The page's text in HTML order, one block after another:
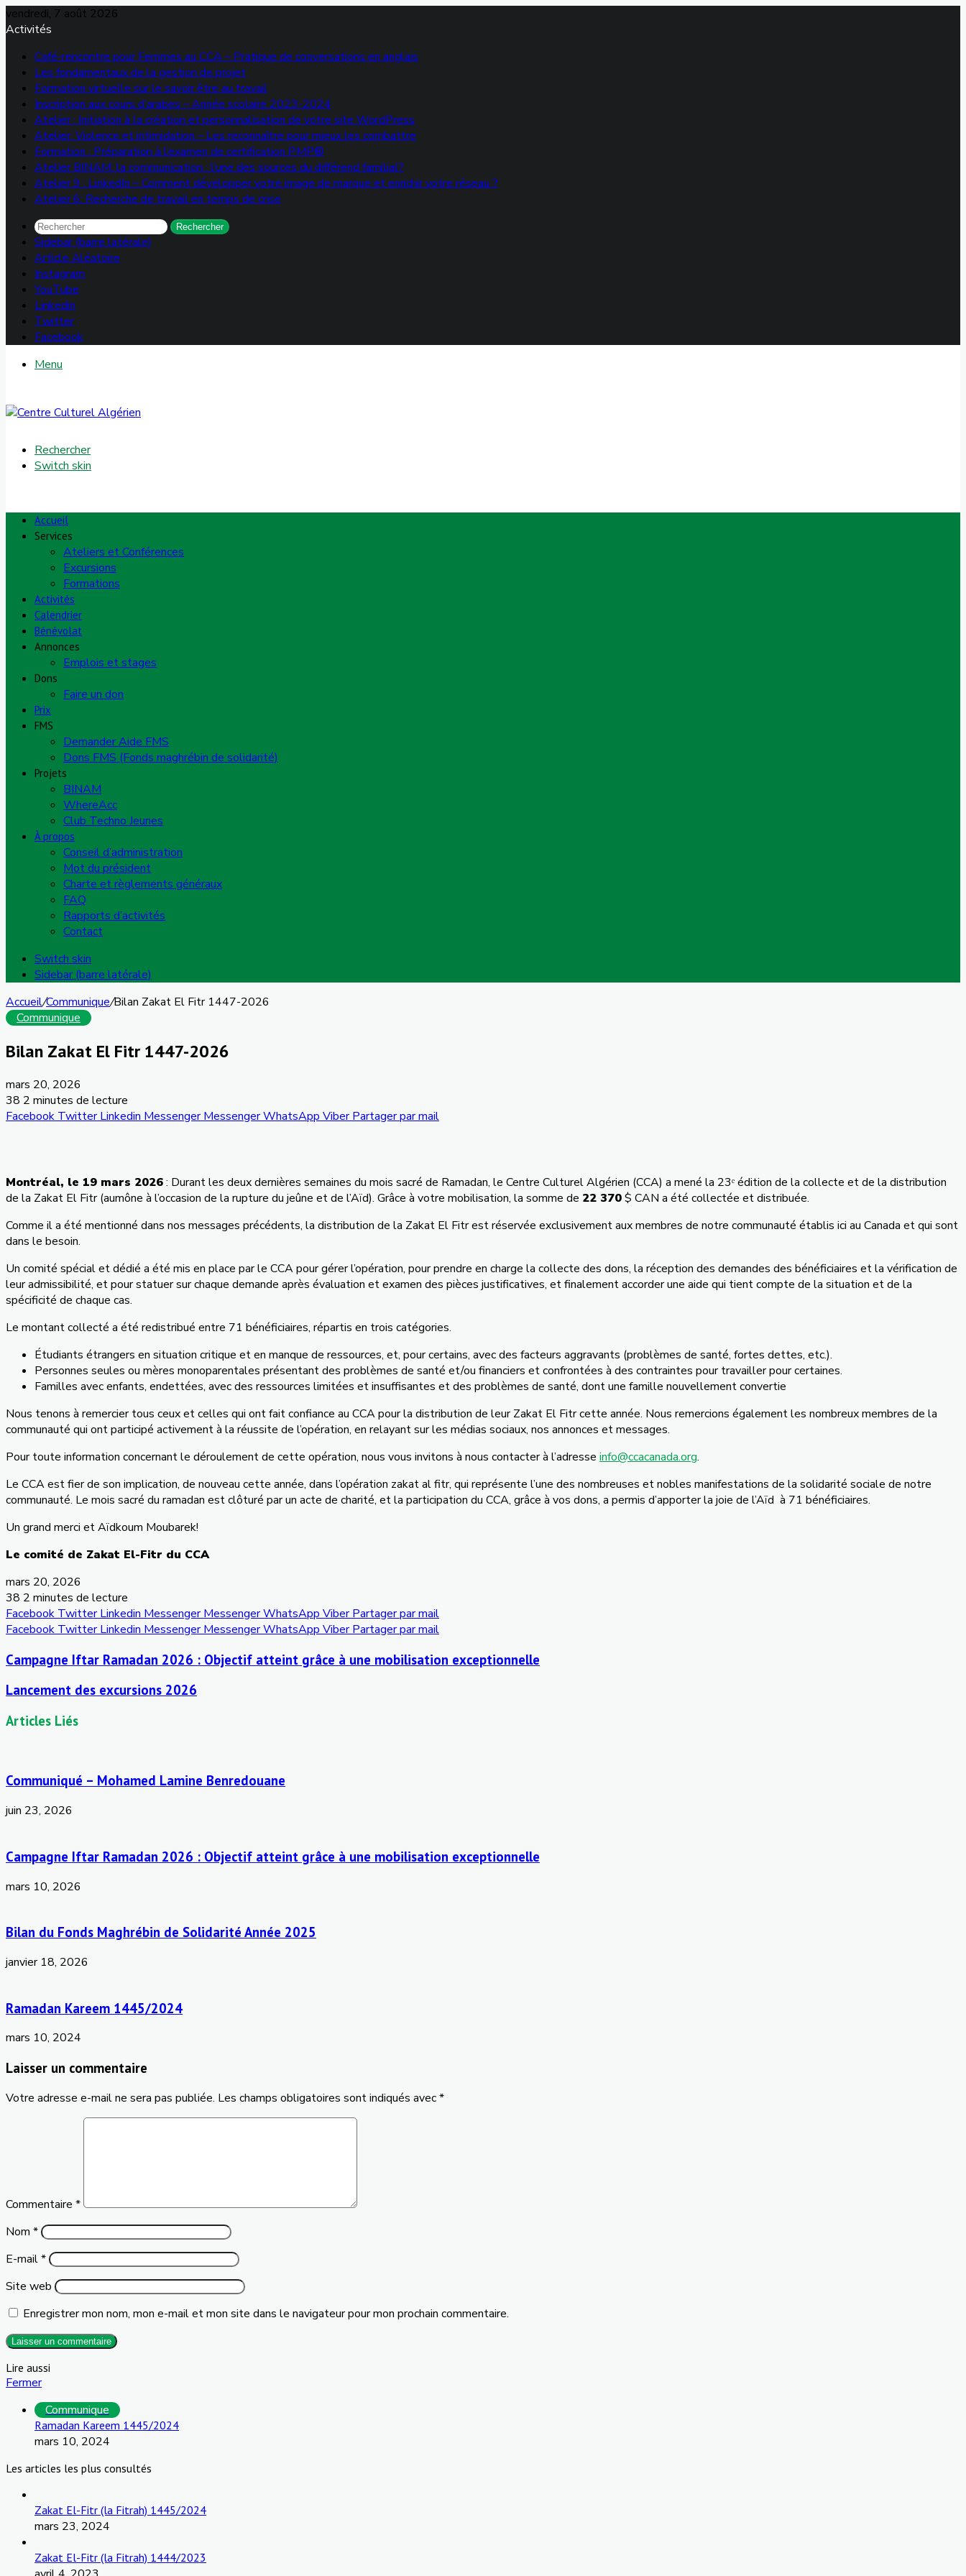
vendredi, 7 août 2026
Activités
Café-rencontre pour Femmes au CCA – Pratique de conversations en anglais
Les fondamentaux de la gestion de projet
Formation virtuelle sur le savoir être au travail
Inscription aux cours d’arabes – Année scolaire 2023-2024
Atelier : Initiation à la création et personnalisation de votre site WordPress
Atelier: Violence et intimidation – Les reconnaître pour mieux les combattre
Formation : Préparation à l’examen de certification PMP®
Atelier BINAM: la communication : l’une des sources du différend familial?
Atelier 9 : LinkedIn – Comment développer votre image de marque et enrichir votre réseau ?
Atelier 6: Recherche de travail en temps de crise
Rechercher
Sidebar (barre latérale)
Article Aléatoire
Instagram
YouTube
Linkedin
Twitter
Facebook
Menu
Rechercher
Switch skin
Accueil
Services
Ateliers et Conférences
Excursions
Formations
Activités
Calendrier
Bénévolat
Annonces
Emplois et stages
Dons
Faire un don
Prix
FMS
Demander Aide FMS
Dons FMS (Fonds maghrébin de solidarité)
Projets
BINAM
WhereAcc
Club Techno Jeunes
À propos
Conseil d’administration
Mot du président
Charte et règlements généraux
FAQ
Rapports d’activités
Contact
Switch skin
Sidebar (barre latérale)
Accueil/Communique/Bilan Zakat El Fitr 1447-2026
Communique
Bilan Zakat El Fitr 1447-2026
mars 20, 2026
38 2 minutes de lecture
Facebook Twitter Linkedin Messenger MessengerWhatsApp Viber Partager par mail
Montréal, le 19 mars 2026: Durant les deux dernières semaines du mois sacré de Ramadan, le Centre Culturel Algérien (CCA) a mené la 23ᵉ édition de la collecte et de la distribution
de la Zakat El Fitr (aumône à l’occasion de la rupture du jeûne et de l’Aïd). Grâce à votre mobilisation, la somme de 22 370$ CAN a été collectée et distribuée.
Comme il a été mentionné dans nos messages précédents, la distribution de la Zakat El Fitr est réservée exclusivement aux membres de notre communauté établis ici au Canada et qui sont
dans le besoin.
Un comité spécial et dédié a été mis en place par le CCA pour gérer l’opération, pour prendre en charge la collecte des dons, la réception des demandes des bénéficiaires et la vérification de
leur admissibilité, et pour statuer sur chaque demande après évaluation et examen des pièces justificatives, et finalement accorder une aide qui tient compte de la situation et de la
spécificité de chaque cas.
Le montant collecté a été redistribué entre 71 bénéficiaires, répartis en trois catégories.
Étudiants étrangers en situation critique et en manque de ressources, et, pour certains, avec des facteurs aggravants (problèmes de santé, fortes dettes, etc.).
Personnes seules ou mères monoparentales présentant des problèmes de santé et/ou financiers et confrontées à des contraintes pour travailler pour certaines.
Familles avec enfants, endettées, avec des ressources limitées et insuffisantes et des problèmes de santé, dont une famille nouvellement convertie
Nous tenons à remercier tous ceux et celles qui ont fait confiance au CCA pour la distribution de leur Zakat El Fitr cette année. Nous remercions également les nombreux membres de la
communauté qui ont participé activement à la réussite de l’opération, en relayant sur les médias sociaux, nos annonces et messages.
Pour toute information concernant le déroulement de cette opération, nous vous invitons à nous contacter à l’adresse info@ccacanada.org.
Le CCA est fier de son implication, de nouveau cette année, dans l’opération zakat al fitr, qui représente l’une des nombreuses et nobles manifestations de la solidarité sociale de notre
communauté. Le mois sacré du ramadan est clôturé par un acte de charité, et la participation du CCA, grâce à vos dons, a permis d’apporter la joie de l’Aïd à 71 bénéficiaires.
Un grand merci et Aïdkoum Moubarek!
Le comité de Zakat El-Fitr du CCA
mars 20, 2026
38 2 minutes de lecture
Facebook Twitter Linkedin Messenger MessengerWhatsApp Viber Partager par mail
Facebook Twitter Linkedin Messenger MessengerWhatsApp Viber Partager par mail
Campagne Iftar Ramadan 2026 : Objectif atteint grâce à une mobilisation exceptionnelle
Lancement des excursions 2026
Articles Liés
Communiqué – Mohamed Lamine Benredouane
juin 23, 2026
Campagne Iftar Ramadan 2026 : Objectif atteint grâce à une mobilisation exceptionnelle
mars 10, 2026
Bilan du Fonds Maghrébin de Solidarité Année 2025
janvier 18, 2026
Ramadan Kareem 1445/2024
mars 10, 2024
Laisser un commentaire
Votre adresse e-mail ne sera pas publiée. Les champs obligatoires sont indiqués avec*
Commentaire *
Nom *
E-mail*
Site web
Enregistrer mon nom, mon e-mail et mon site dans le navigateur pour mon prochain commentaire.
Lire aussi
Fermer
Communique
Ramadan Kareem 1445/2024
mars 10, 2024
Les articles les plus consultés
Zakat El-Fitr (la Fitrah) 1445/2024
mars 23, 2024
Zakat El-Fitr (la Fitrah) 1444/2023